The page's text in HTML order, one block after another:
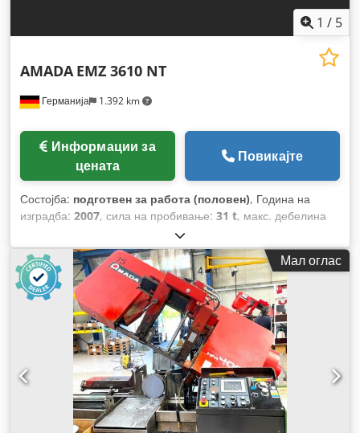
1 / 5
Германија 1.392 km
AMADA EMZ 3610 NT
цената
Повикајте
Состојба: подготвен за работа (половен), Година на
изградба: 2007, сила на пробивање: 31 t, макс. дебелина
, растојание на движење на Х-оската:
мм, движење по оската Y:1.525 мм, вкупна тежина:2.100
кг, оптоварување на масата:160 кг, број на оски:2,
Мал оглас